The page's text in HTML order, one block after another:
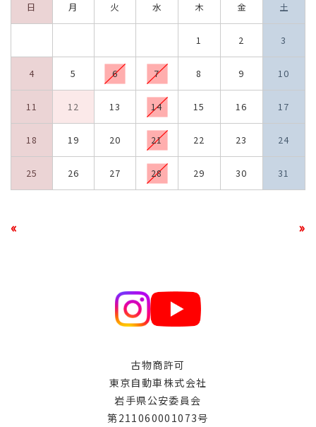
日
月 火 水 木 金 土
1 2 3
4 5 6 7 8 9 10
11 12 13 14 15 16 17
18 19 20 21 22 23 24
25 26 27 28 29 30 31
« »
古物商許可
東京自動車株式会社
岩手県公安委員会
第211060001073号